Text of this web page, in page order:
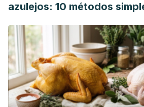
azulejos: 10 métodos